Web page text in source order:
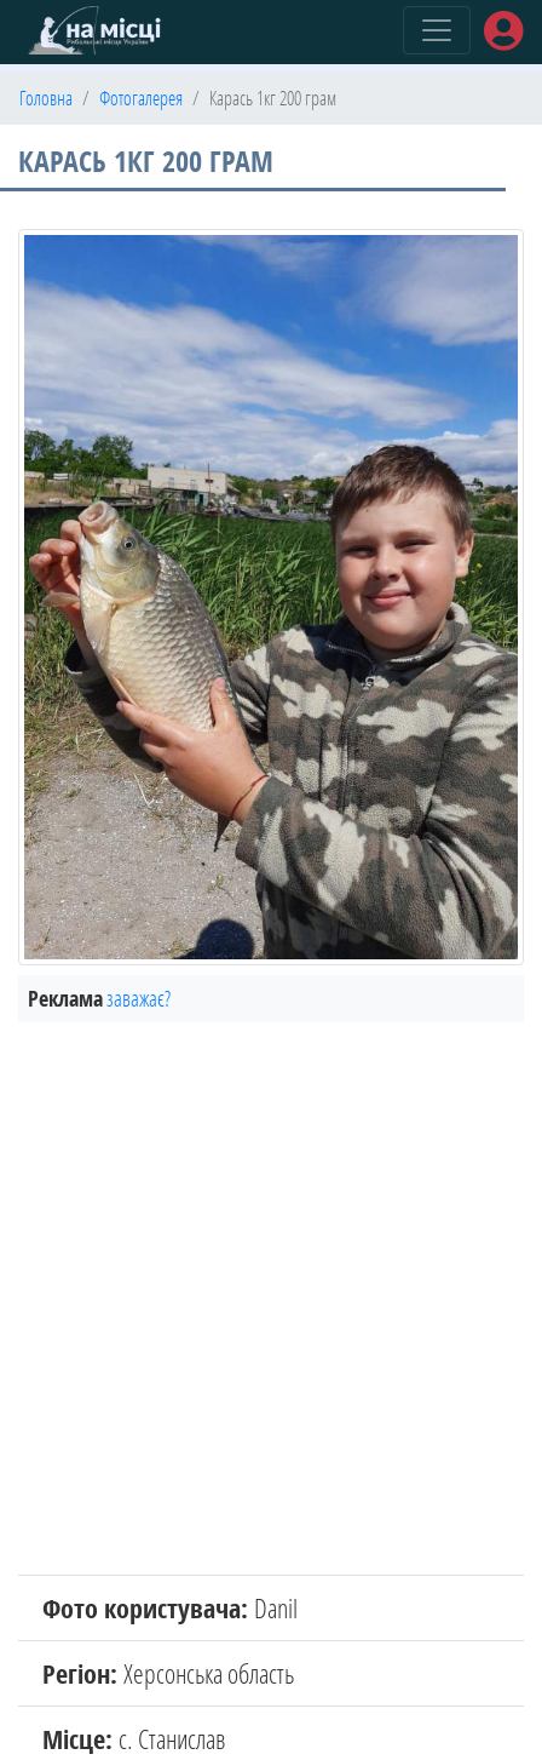
Головна Фотогалерея Карась 1кг 200 грам
КАРАСЬ 1КГ 200 ГРАМ
Рекламазаважає?
Фото користувача: Danil
Регіон:Херсонська область
Місце: с. Станислав